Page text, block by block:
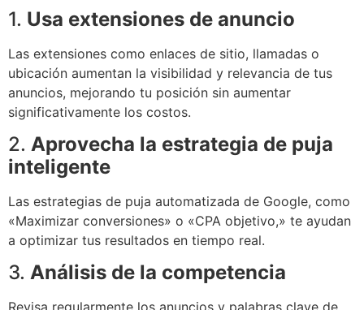
1. Usa extensiones de anuncio
Las extensiones como enlaces de sitio, llamadas o
ubicación aumentan la visibilidad y relevancia de tus
anuncios, mejorando tu posición sin aumentar
significativamente los costos.
2. Aprovecha la estrategia de puja
inteligente
Las estrategias de puja automatizada de Google, como
«Maximizar conversiones» o «CPA objetivo,» te ayudan
a optimizar tus resultados en tiempo real.
3. Análisis de la competencia